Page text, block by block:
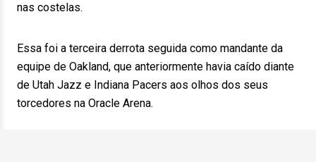
nas costelas.
Essa foi a terceira derrota seguida como mandante da
equipe de Oakland, que anteriormente havia caído diante
de Utah Jazz e Indiana Pacers aos olhos dos seus
torcedores na Oracle Arena.